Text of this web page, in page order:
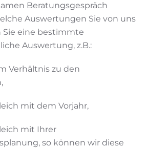
Beratungsgespräch
Auswertungen Sie von uns
eine bestimmte
Auswertung, z.B.:
Verhältnis zu den
mit dem Vorjahr,
mit Ihrer
so können wir diese